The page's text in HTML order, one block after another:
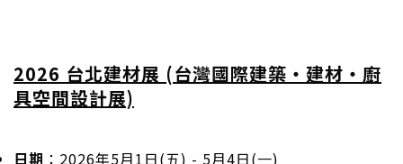
2026 台北建材展 (台灣國際建築‧建材‧廚
具空間設計展)
日期 ：2026年5月1日(五) - 5月4日(一)